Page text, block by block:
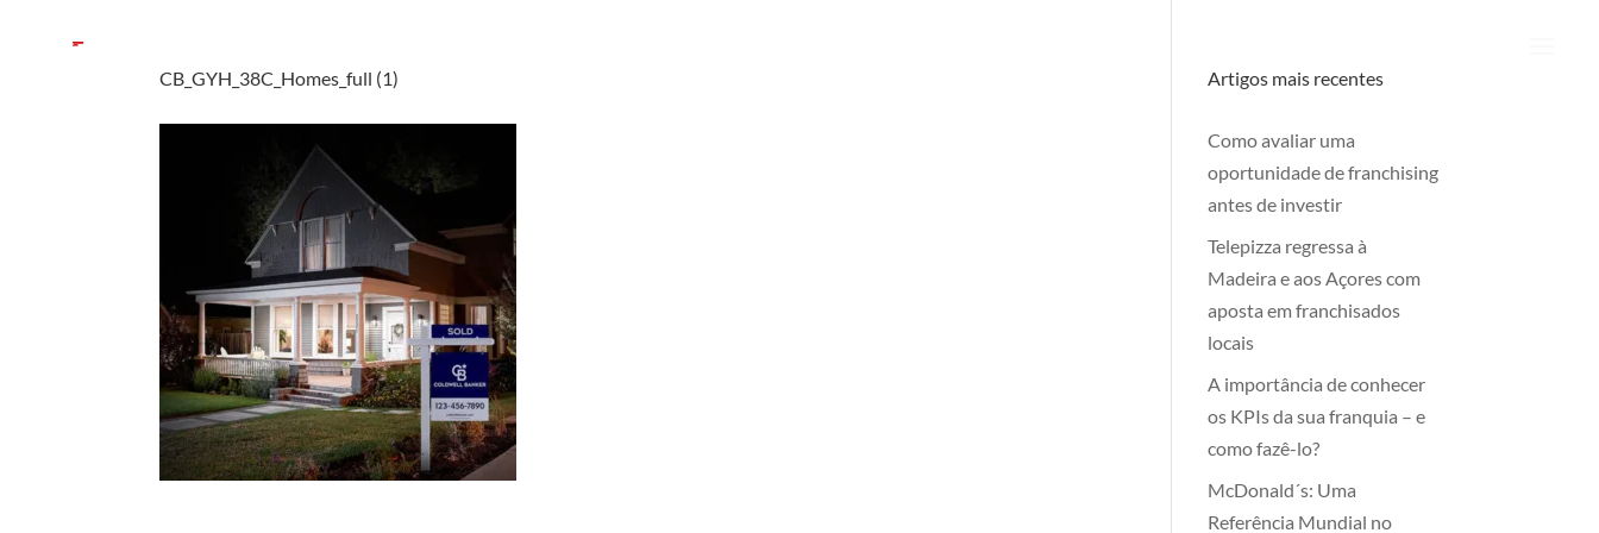
CB_GYH_38C_Homes_full (1) Artigos mais recentes
Como avaliar uma
oportunidade de franchising
antes de investir
Telepizza regressa à
Madeira e aos Açores com
aposta em franchisados
locais
A importância de conhecer
os KPIs da sua franquia – e
como fazê-lo?
McDonald´s: Uma
Referência Mundial no